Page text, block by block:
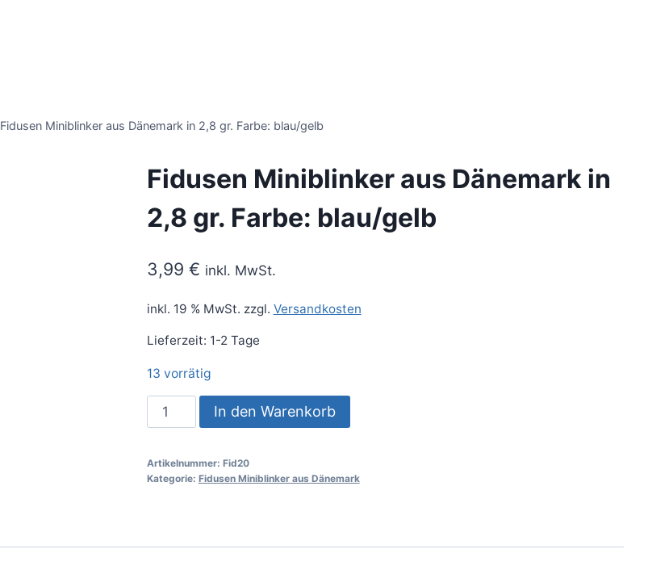
Fidusen Miniblinker aus Dänemark in 2,8 gr. Farbe: blau/gelb
Fidusen Miniblinker aus Dänemark in
2,8 gr. Farbe: blau/gelb
3,99 € inkl. MwSt.
inkl. 19 % MwSt. zzgl. Versandkosten
Lieferzeit: 1-2 Tage
13 vorrätig
In den Warenkorb
Artikelnummer: Fid20
Kategorie: Fidusen Miniblinker aus Dänemark